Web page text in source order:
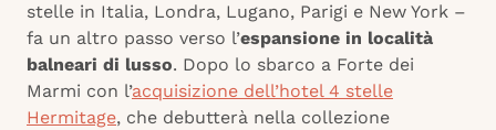
stelle in Italia, Londra, Lugano, Parigi e New York –
fa un altro passo verso l’espansione in località
balneari di lusso. Dopo lo sbarco a Forte dei
Marmi con l’acquisizione dell’hotel 4 stelle
Hermitage, che debutterà nella collezione